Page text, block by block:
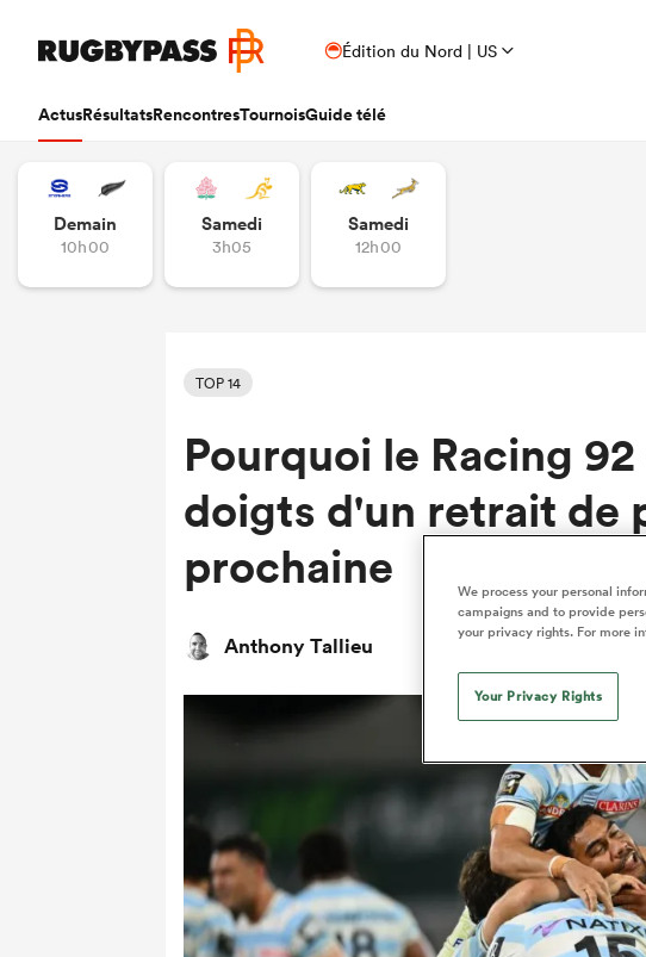
Édition du Nord | US
ActusRésultatsRencontresTournoisGuide télé
Demain
10h00
Samedi
3h05
Samedi
12h00
TOP 14
Pourquoi le Racing
doigts d'un retrait de
prochaine
Anthony Tallieu
We process your personal
campaigns and to provide
your privacy rights. For more
Your Privacy Rights